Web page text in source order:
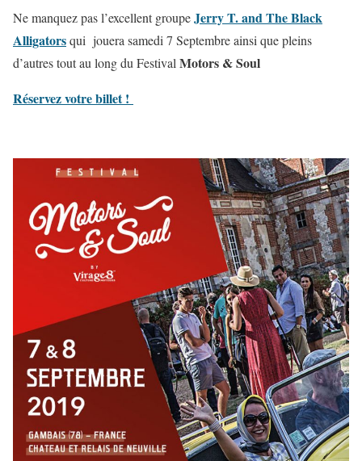
Ne manquez pas l’excellent groupeJerry T. and The Black
Alligatorsqui jouera samedi 7 Septembre ainsi que pleins
d’autres tout au long du Festival Motors & Soul
Réservez votre billet !